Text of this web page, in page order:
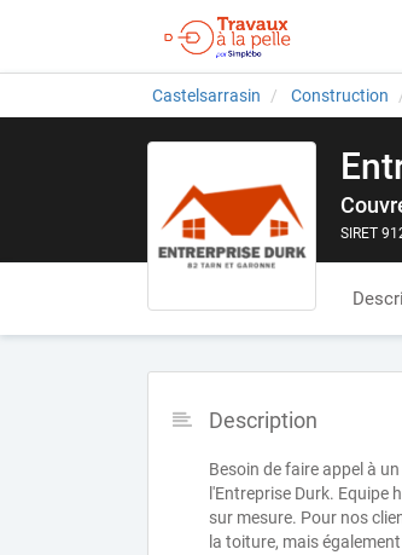
Castelsarrasin Construction
SIRET
Description
Besoin de faire appel à
l'Entreprise Durk. Equipe
sur mesure. Pour nos
la toiture, mais